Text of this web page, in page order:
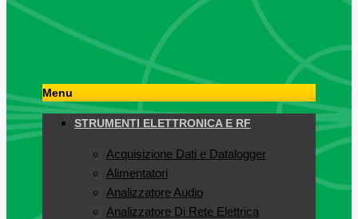
Menu
STRUMENTI ELETTRONICA E RF
Acquisizione Dati e Datalogger
Alimentatori
Analizzatore Audio
Analizzatore Di Rete Elettrica